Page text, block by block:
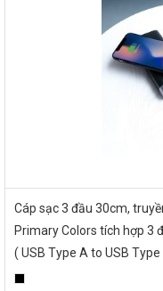
Cáp sạc 3 đầu 30cm,
Primary Colors tích hợp 3
( USB Type A to USB
Cable)